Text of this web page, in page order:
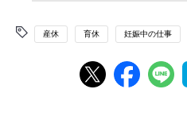
産休 育休 妊娠中の仕事